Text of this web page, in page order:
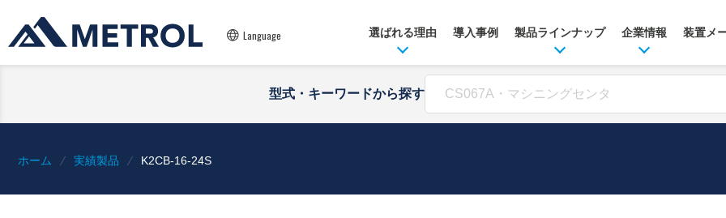
Language 選ばれる理由 導入事例 製品ラインナップ 企業情報 装置メ
型式・キーワードから探す
ホーム 実績製品 K2CB-16-24S